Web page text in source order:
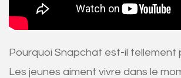
Pourquoi Snapchat est-il tellement
Les jeunes aiment vivre dans le